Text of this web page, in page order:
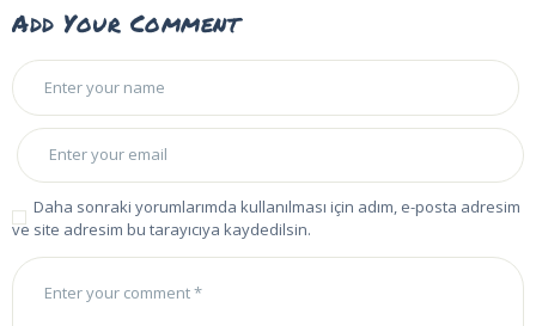
Add Your Comment
Daha sonraki yorumlarımda kullanılması için adım, e-posta adresim
ve site adresim bu tarayıcıya kaydedilsin.